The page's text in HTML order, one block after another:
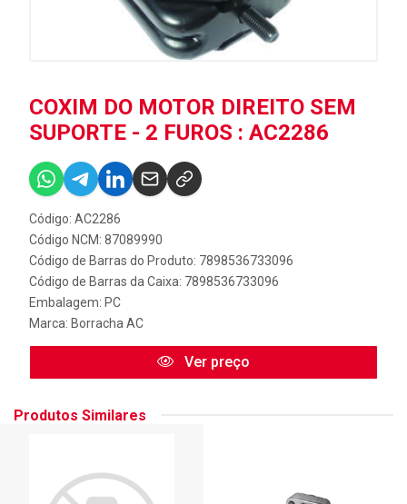
COXIM DO MOTOR DIREITO SEM
SUPORTE - 2 FUROS : AC2286
Código: AC2286
Código NCM: 87089990
Código de Barras do Produto: 7898536733096
Código de Barras da Caixa: 7898536733096
Embalagem: PC
Marca: Borracha AC
Ver preço
Produtos Similares